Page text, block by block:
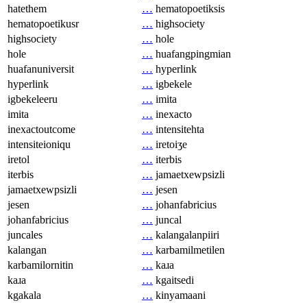
hatethem
… hematopoetiksis
hematopoetikusr
… highsociety
highsociety
… hole
hole
… huafangpingmian
huafanuniversit
… hyperlink
hyperlink
… igbekele
igbekeleeru
… imita
imita
… inexacto
inexactoutcome
… intensitehta
intensiteioniqu
… iretoiʒe
iretol
… iterbis
iterbis
… jamaetxewpsizli
jamaetxewpsizli
… jesen
jesen
… johanfabricius
johanfabricius
… juncal
juncales
… kalangalanpiiri
kalangan
… karbamilmetilen
karbamilornitin
… kaɹa
kaɹa
… kgaitsedi
kgakala
… kinyamaani